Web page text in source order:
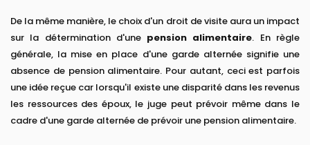
De la même manière, le choix d'un droit de visite aura un impact
sur la détermination d'une pension alimentaire. En règle
générale, la mise en place d'une garde alternée signifie une
absence de pension alimentaire. Pour autant, ceci est parfois
une idée reçue car lorsqu'il existe une disparité dans les revenus
les ressources des époux, le juge peut prévoir même dans le
cadre d'une garde alternée de prévoir une pension alimentaire.